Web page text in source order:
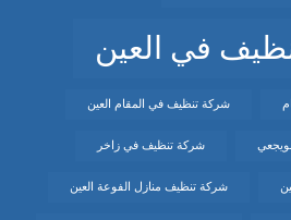
في العين
شركة تنظيف في المقام العين
شركة تنظيف في زاخر
شركة تنظيف منازل الفوعة العين